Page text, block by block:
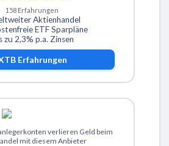
158 Erfahrungen
Aktienhandel
ETF Sparpläne
zu 2,3% p.a. Zinsen
Erfahrungen
Zu ActivTradesverlieren Geld beim
mit diesem Anbieter